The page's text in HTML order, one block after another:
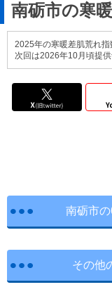
南砺市の寒
2025年の寒暖差肌荒れ指
次回は2026年10月頃提供
南砺市
その他